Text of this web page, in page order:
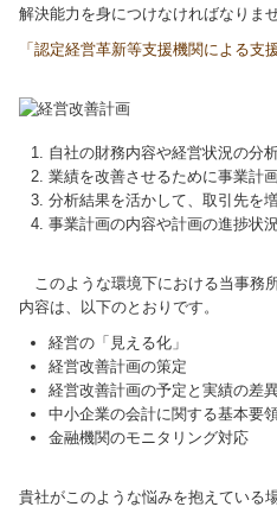
解決能力を身につけなければなりませ
「認定経営革新等支援機関による支
自社の財務内容や経営状況の分
業績を改善させるために事業計
分析結果を活かして、取引先を
事業計画の内容や計画の進捗状
このような環境下における当事務
内容は、以下のとおりです。
経営の「見える化」
経営改善計画の策定
経営改善計画の予定と実績の差
中小企業の会計に関する基本要
金融機関のモニタリング対応
貴社がこのような悩みを抱えている